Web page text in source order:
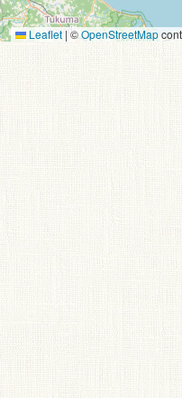
Leaflet |©OpenStreetMap